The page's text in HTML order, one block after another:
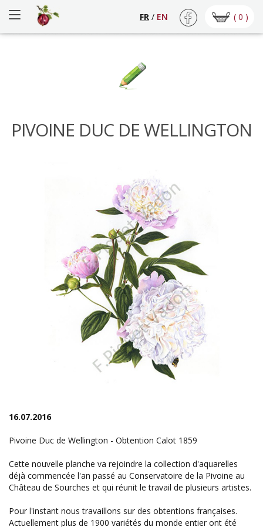
( 0 )
FR / EN
PIVOINE DUC DE WELLINGTON
16.07.2016
Pivoine Duc de Wellington - Obtention Calot 1859
Cette nouvelle planche va rejoindre la collection d'aquarelles
déjà commencée l'an passé au Conservatoire de la Pivoine au
Château de Sourches et qui réunit le travail de plusieurs artistes.
Pour l'instant nous travaillons sur des obtentions françaises.
Actuellement plus de 1900 variétés du monde entier ont été